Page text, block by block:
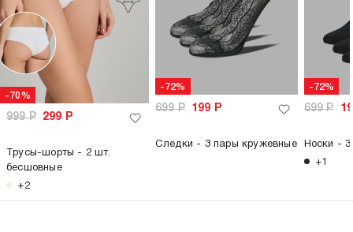
-70%
999Р 299 Р
Трусы-шорты - 2 шт.
бесшовные
+2
-72%
699Р 199 Р
Следки - 3 пары кружевные
-72%
699Р
Носки -
+1